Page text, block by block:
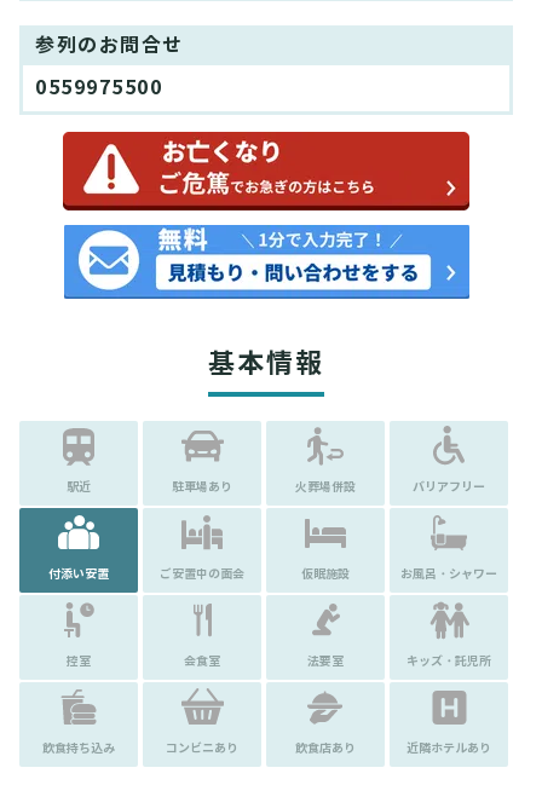
参列のお問合せ
0559975500
基本情報
駅近 駐車場あり 火葬場併設 バリアフリー
付添い安置 ご安置中の面会 仮眠施設 お風呂・シャワー
控室 会食室 法要室 キッズ・託児所
飲食持ち込み コンビニあり 飲食店あり 近隣ホテルあり